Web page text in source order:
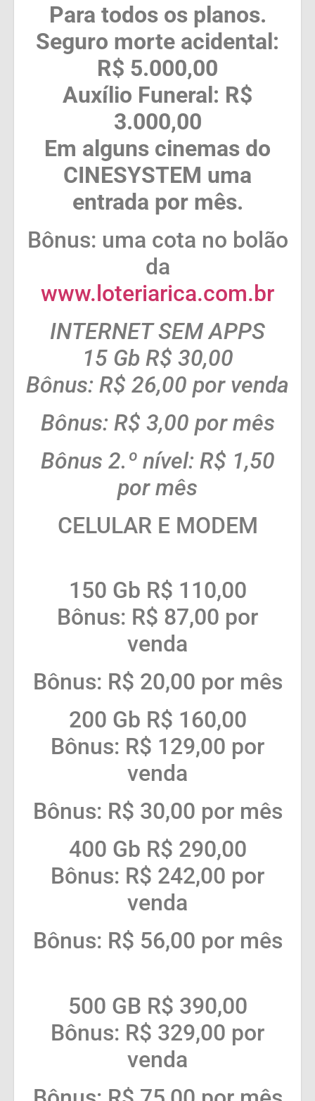
Para todos os planos.
Seguro morte acidental:
R$ 5.000,00
Auxílio Funeral: R$
3.000,00
Em alguns cinemas do
CINESYSTEM uma
entrada por mês.
Bônus: uma cota no bolão
da
www.loteriarica.com.br
INTERNET SEM APPS
15 Gb R$ 30,00
Bônus: R$ 26,00 por venda
Bônus: R$ 3,00 por mês
Bônus 2.º nível: R$ 1,50
por mês
CELULAR E MODEM
150 Gb R$ 110,00
Bônus: R$ 87,00 por
venda
Bônus: R$ 20,00 por mês
200 Gb R$ 160,00
Bônus: R$ 129,00 por
venda
Bônus: R$ 30,00 por mês
400 Gb R$ 290,00
Bônus: R$ 242,00 por
venda
Bônus: R$ 56,00 por mês
500 GB R$ 390,00
Bônus: R$ 329,00 por
venda